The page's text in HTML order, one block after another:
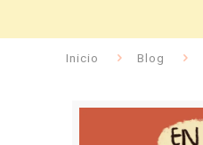
Inicio Blog